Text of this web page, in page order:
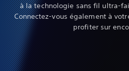
à la technologie sans fil ultra-
Connectez-vous également à
profiter sur